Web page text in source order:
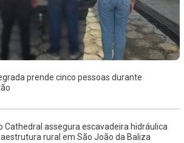
prende cinco pessoas durante
Cathedral assegura escavadeira hidráulica
rural em São João da Baliza